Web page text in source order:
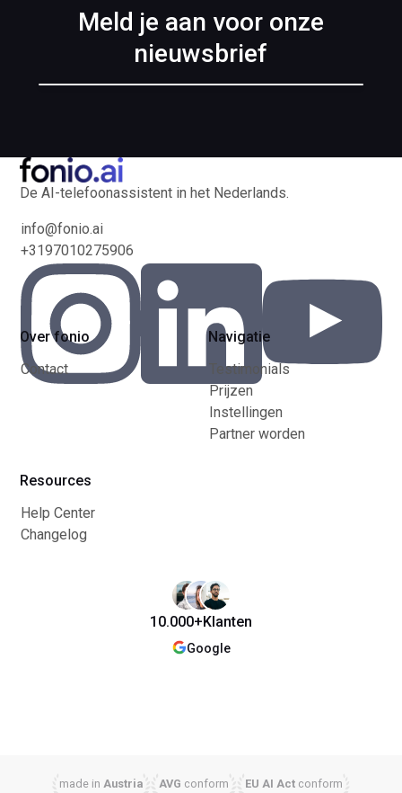
Meld je aan voor onze
nieuwsbrief
De AI-telefoonassistent in het Nederlands.
info@fonio.ai
+3197010275906
Navigatie
Testimonials
Prijzen
Instellingen
Partner worden
Over fonio
Contact
Resources
Help Center
Changelog
10.000+Klanten
Google
made in Austria AVG conform EU AI Actconform